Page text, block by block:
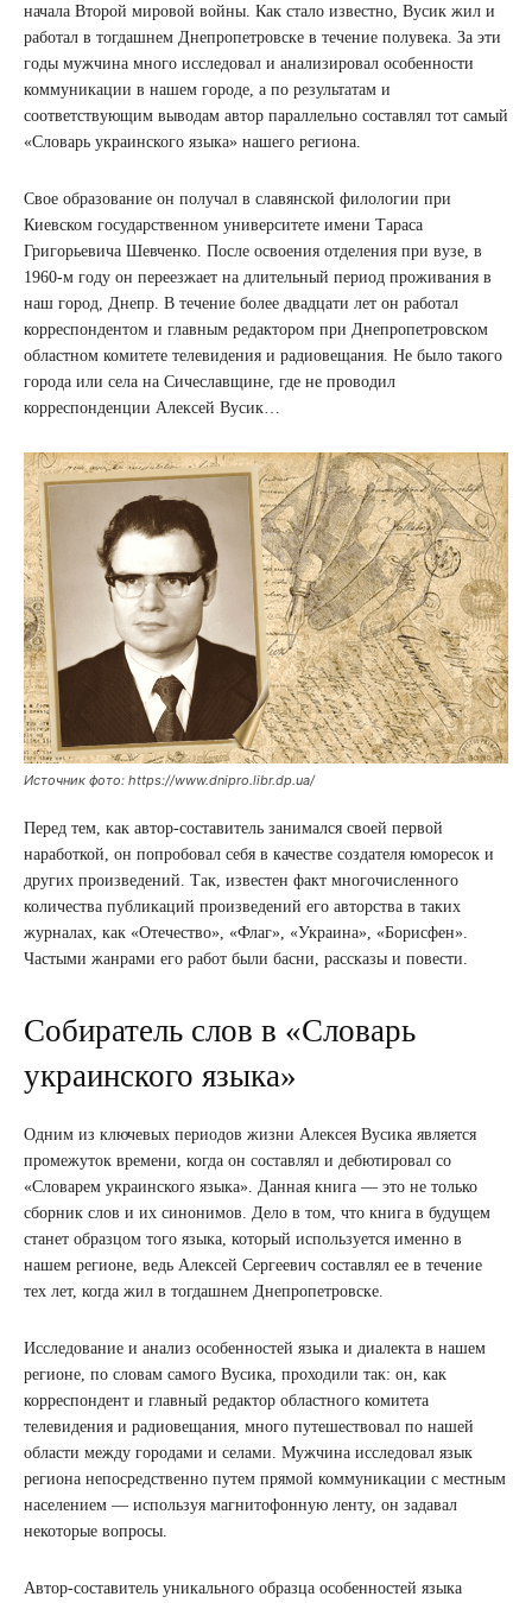
начала Второй мировой войны. Как стало известно, Вусик жил и
работал в тогдашнем Днепропетровске в течение полувека. За эти
годы мужчина много исследовал и анализировал особенности
коммуникации в нашем городе, а по результатам и
соответствующим выводам автор параллельно составлял тот самый
«Словарь украинского языка» нашего региона.
Свое образование он получал в славянской филологии при
Киевском государственном университете имени Тараса
Григорьевича Шевченко. После освоения отделения при вузе, в
1960-м году он переезжает на длительный период проживания в
наш город, Днепр. В течение более двадцати лет он работал
корреспондентом и главным редактором при Днепропетровском
областном комитете телевидения и радиовещания. Не было такого
города или села на Сичеславщине, где не проводил
корреспонденции Алексей Вусик…
Источник фото: https://www.dnipro.libr.dp.ua/
Перед тем, как автор-составитель занимался своей первой
наработкой, он попробовал себя в качестве создателя юморесок и
других произведений. Так, известен факт многочисленного
количества публикаций произведений его авторства в таких
журналах, как «Отечество», «Флаг», «Украина», «Борисфен».
Частыми жанрами его работ были басни, рассказы и повести.
Собиратель слов в «Словарь
украинского языка»
Одним из ключевых периодов жизни Алексея Вусика является
промежуток времени, когда он составлял и дебютировал со
«Словарем украинского языка». Данная книга — это не только
сборник слов и их синонимов. Дело в том, что книга в будущем
станет образцом того языка, который используется именно в
нашем регионе, ведь Алексей Сергеевич составлял ее в течение
тех лет, когда жил в тогдашнем Днепропетровске.
Исследование и анализ особенностей языка и диалекта в нашем
регионе, по словам самого Вусика, проходили так: он, как
корреспондент и главный редактор областного комитета
телевидения и радиовещания, много путешествовал по нашей
области между городами и селами. Мужчина исследовал язык
региона непосредственно путем прямой коммуникации с местным
населением — используя магнитофонную ленту, он задавал
некоторые вопросы.
Автор-составитель уникального образца особенностей языка